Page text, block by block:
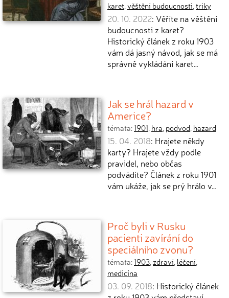
karet,věštění budoucnosti,triky
20. 10. 2022: Věříte na věštění
budoucnosti z karet?
Historický článek z roku 1903
vám dá jasný návod, jak se má
správně vykládání karet…
Jak se hrál hazard v
Americe?
témata:1901, hra, podvod, hazard
15. 04. 2018: Hrajete někdy
karty? Hrajete vždy podle
pravidel, nebo občas
podvádíte? Článek z roku 1901
vám ukáže, jak se prý hrálo v…
Proč byli v Rusku
pacienti zavírání do
speciálního zvonu?
témata:1903, zdraví, léčení,
medicína
03. 09. 2018: Historický článek